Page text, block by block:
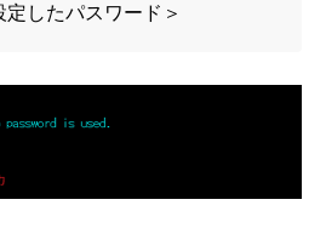
したパスワード＞